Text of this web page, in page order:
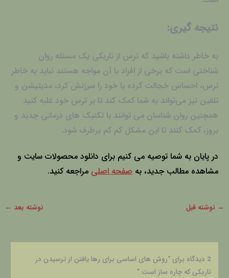
نتیجه گیری:
به خاطر داشته باشید که ترس از تاریکی یک مسئله روان
شناختی است که برخی از افراد با آن مواجه هستند نباید به خاطر
ترس، احساس خجالت کرده یا خود را سرزنش کرد، مدیتیشن و
تلقین نیز می‌تواند به شما کمک کند تا بر ترس خود غلبه کنید
همچنین روان شناسان می توانند با تکنیک های درمانی جدید و
بروز، کمک کنند تا این مشکل کم کم برطرف شود.
در پایان به شما توصیه می کنیم برای دانلود محصولات سایت و
مشاهده مطالب جدید، به صفحه اصلی مراجعه کنید.
→ نوشته قبل نوشته بعد ←
2 دیدگاه برای “روش های اساسی برای رها یافتن از ترسیدن در
تاریکی که چاره ساز است.”